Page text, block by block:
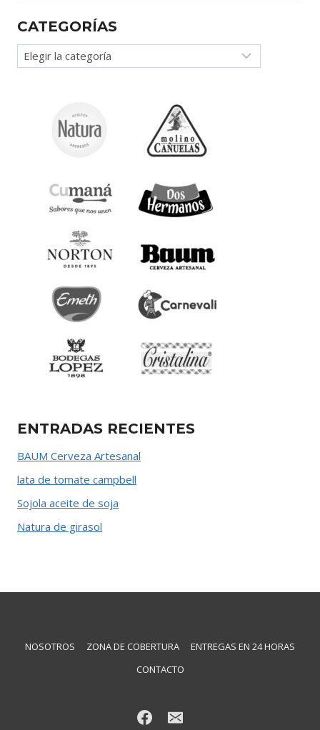
CATEGORÍAS
Categorías
ENTRADAS RECIENTES
BAUM Cerveza Artesanal
lata de tomate campbell
Sojola aceite de soja
Natura de girasol
NOSOTROS ZONA DE COBERTURA
ENTREGAS EN 24 HORAS
CONTACTO